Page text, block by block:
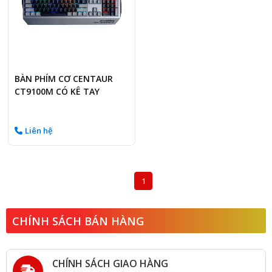
BÀN PHÍM CƠ CENTAUR
CT9100M CÓ KÊ TAY
Liên hệ
1
CHÍNH SÁCH BÁN HÀNG
CHÍNH SÁCH GIAO HÀNG